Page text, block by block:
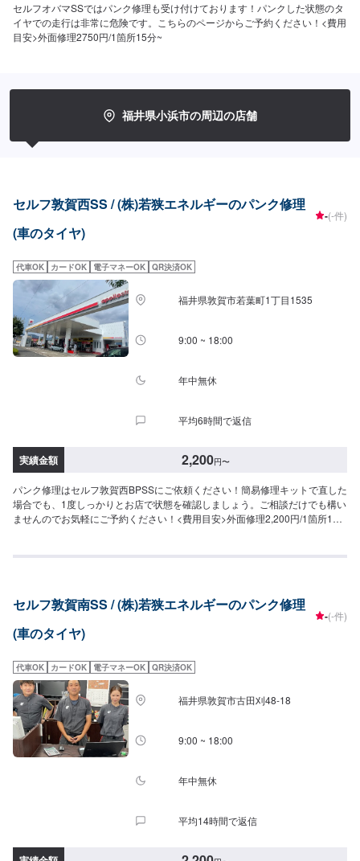
セルフオバマSSではパンク修理も受け付けております！パンクした状態のタ
イヤでの走行は非常に危険です。こちらのページからご予約ください！<費用
目安>外面修理2750円/1箇所15分~
福井県小浜市の周辺の店舗
セルフ敦賀西SS / (株)若狭エネルギーのパンク修理
(車のタイヤ)
-(-件)
代車OK カードOK 電子マネーOK QR決済OK
福井県敦賀市若葉町1丁目1535
9:00 ~ 18:00
年中無休
平均6時間で返信
実績金額 2,200円〜
パンク修理はセルフ敦賀西BPSSにご依頼ください！簡易修理キットで直した
場合でも、1度しっかりとお店で状態を確認しましょう。ご相談だけでも構い
ませんのでお気軽にご予約ください！<費用目安>外面修理2,200円/1箇所15
セルフ敦賀南SS / (株)若狭エネルギーのパンク修理
(車のタイヤ)
-(-件)
代車OK カードOK 電子マネーOK QR決済OK
福井県敦賀市古田刈48-18
9:00 ~ 18:00
年中無休
平均14時間で返信